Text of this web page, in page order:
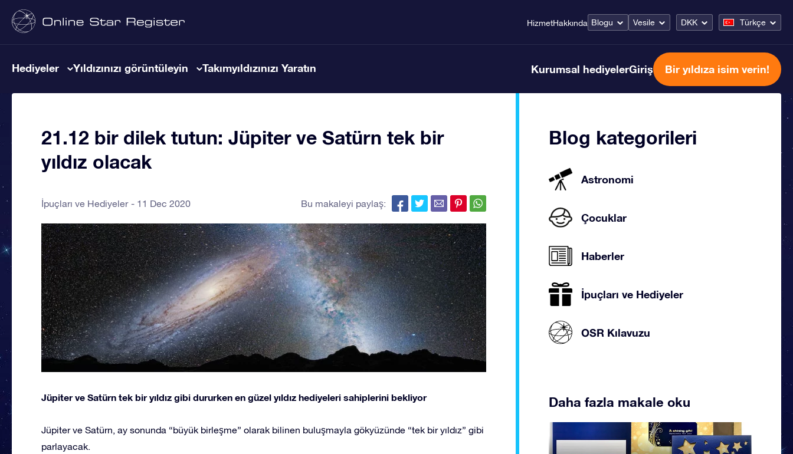
HizmetHakkında Blogu Vesile DKK Türkçe
Hediyeler Yıldızınızı görüntüleyin Takımyıldızınızı Yaratın Kurumsal hediyelerGiriş Bir yıldıza isim verin!
21.12 bir dilek tutun: Jüpiter ve Satürn tek bir
yıldız olacak
İpuçları ve Hediyeler 11 Dec 2020 Bu makaleyi paylaş:
Jüpiter ve Satürn tek bir yıldız gibi dururken en güzel yıldız hediyeleri sahiplerini bekliyor
Jüpiter ve Satürn, ay sonunda “büyük birleşme” olarak bilinen buluşmayla gökyüzünde “tek bir yıldız” gibi
parlayacak.
Blog kategorileri
Astronomi
Çocuklar
Haberler
İpuçları ve Hediyeler
OSR Kılavuzu
Daha fazla makale oku